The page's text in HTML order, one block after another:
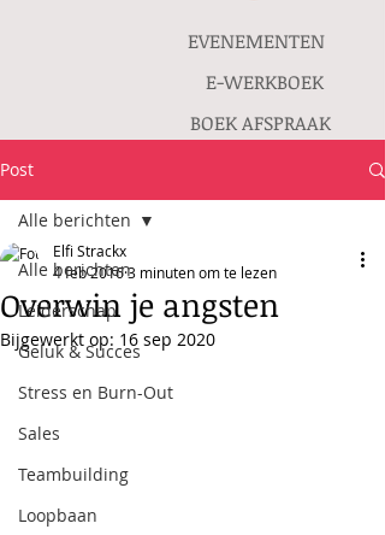
BOEK AFSPRAAK
E-WERKBOEK
EVENEMENTEN
Post
Alle berichten
Leiderschap
Geluk & Succes
Stress en Burn-Out
Sales
Teambuilding
Loopbaan
Alle berichten
Overwin je angsten
Elfi Strackx
4 feb 20163 minuten om te lezen
Bijgewerkt op: 16 sep 2020